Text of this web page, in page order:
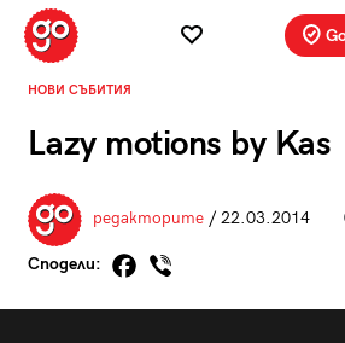
НОВИ СЪБИТИЯ
Lazy motions by Kas
редакторите/ 22.03.2014
Сподели: